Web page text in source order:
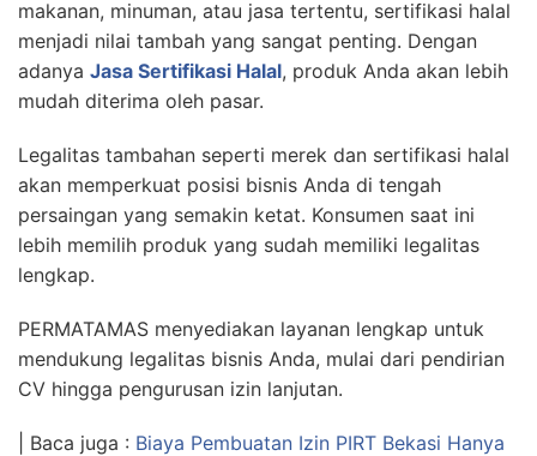
makanan, minuman, atau jasa tertentu, sertifikasi halal
menjadi nilai tambah yang sangat penting. Dengan
adanya Jasa Sertifikasi Halal, produk Anda akan lebih
mudah diterima oleh pasar.
Legalitas tambahan seperti merek dan sertifikasi halal
akan memperkuat posisi bisnis Anda di tengah
persaingan yang semakin ketat. Konsumen saat ini
lebih memilih produk yang sudah memiliki legalitas
lengkap.
PERMATAMAS menyediakan layanan lengkap untuk
mendukung legalitas bisnis Anda, mulai dari pendirian
CV hingga pengurusan izin lanjutan.
| Baca juga : Biaya Pembuatan Izin PIRT Bekasi Hanya